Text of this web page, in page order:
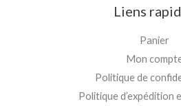
Liens
Panier
Mon
Politique de
Politique d’expédition